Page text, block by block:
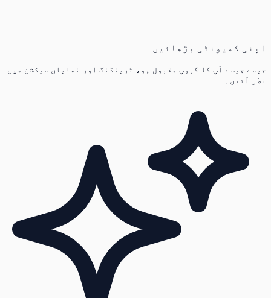
اپنی کمیونٹی بڑھائیں
جیسے جیسے آپ کا گروپ مقبول ہو، ٹرینڈنگ اور نمایاں سیکشن میں
نظر آئیں۔